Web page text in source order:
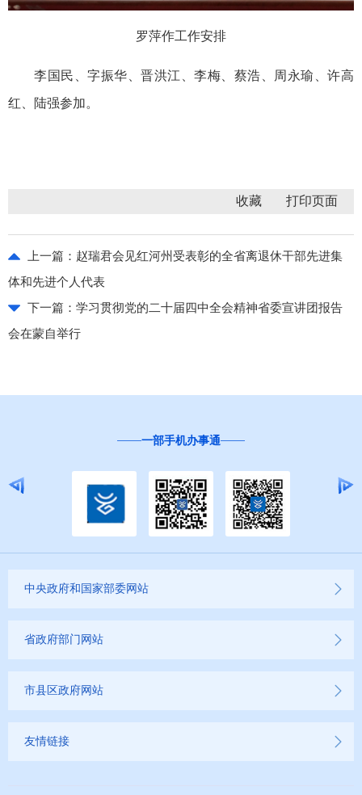
罗萍作工作安排
李国民、字振华、晋洪江、李梅、蔡浩、周永瑜、许高
红、陆强参加。
收藏
上一篇： 赵瑞君会见红河州受表彰的全省离退休干部先进集
体和先进个人代表
下一篇： 学习贯彻党的二十届四中全会精神省委宣讲团报告
会在蒙自举行
一部手机办事通
中央政府和国家部委网站
省政府部门网站
市县区政府网站
友情链接